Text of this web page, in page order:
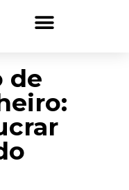
de